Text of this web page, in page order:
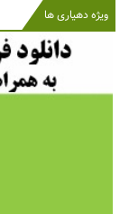
ویژه دهیاری ها